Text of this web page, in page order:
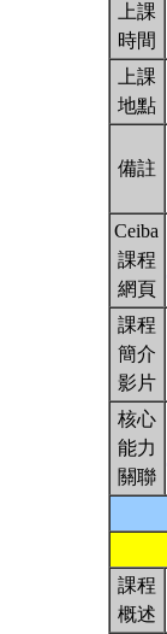
上課
時間
上課
地點
備註
Ceiba
課程
網頁
課程
簡介
影片
核心
能力
關聯
課程
概述